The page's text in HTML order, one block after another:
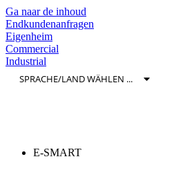
Ga naar de inhoud
Endkundenanfragen
Eigenheim
Commercial
Industrial
E-SMART